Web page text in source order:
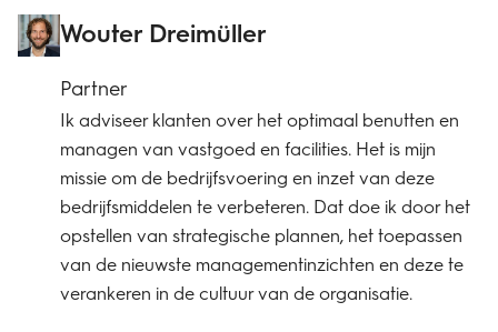
Wouter Dreimüller
Partner
Ik adviseer klanten over het optimaal benutten en
managen van vastgoed en facilities. Het is mijn
missie om de bedrijfsvoering en inzet van deze
bedrijfsmiddelen te verbeteren. Dat doe ik door het
opstellen van strategische plannen, het toepassen
van de nieuwste managementinzichten en deze te
verankeren in de cultuur van de organisatie.